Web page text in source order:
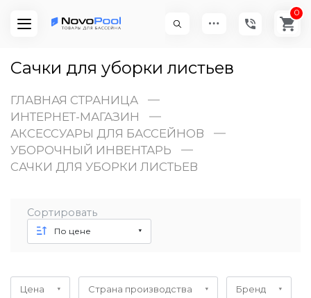
0
Сачки для уборки листьев
ГЛАВНАЯ СТРАНИЦА
ИНТЕРНЕТ-МАГАЗИН
АКСЕССУАРЫ ДЛЯ БАССЕЙНОВ
УБОРОЧНЫЙ ИНВЕНТАРЬ
САЧКИ ДЛЯ УБОРКИ ЛИСТЬЕВ
Сортировать
По цене
Цена Страна производства Бренд